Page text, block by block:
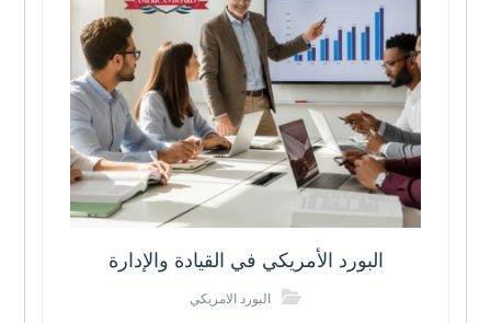
البورد الأمريكي في القيادة والإدارة
البورد الامريكي